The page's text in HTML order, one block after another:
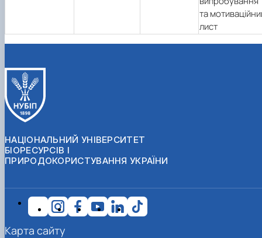
та
лист
НАЦІОНАЛЬНИЙ УНІВЕРСИТЕТ
БІОРЕСУРСІВ І
ПРИРОДОКОРИСТУВАННЯ УКРАЇНИ
Карта сайту